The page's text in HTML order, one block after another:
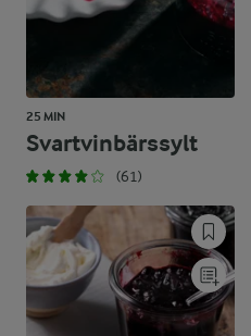
25 MIN
Svartvinbärssylt
(61)